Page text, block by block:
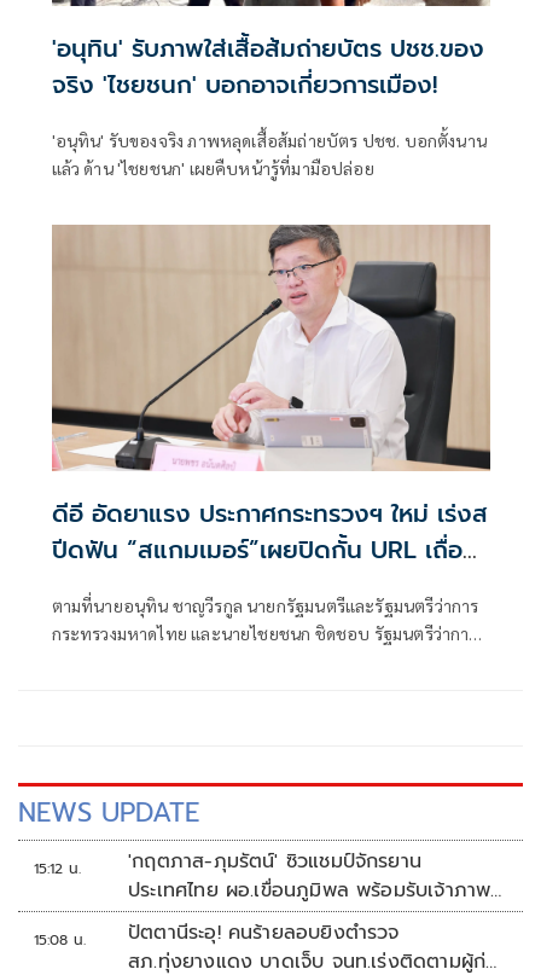
'อนุทิน' รับภาพใส่เสื้อส้มถ่ายบัตร ปชช.ของ
จริง 'ไชยชนก' บอกอาจเกี่ยวการเมือง!
'อนุทิน' รับของจริง ภาพหลุดเสื้อส้มถ่ายบัตร ปชช. บอกตั้งนาน
แล้ว ด้าน 'ไชยชนก' เผยคืบหน้ารู้ที่มามือปล่อย
ดีอี อัดยาแรง ประกาศกระทรวงฯ ใหม่ เร่งส
ปีดฟัน “สแกมเมอร์”เผยปิดกั้น URL เถื่อน
แล้วกว่า 8.8 แสนรายการ
ตามที่นายอนุทิน ชาญวีรกูล นายกรัฐมนตรีและรัฐมนตรีว่าการ
กระทรวงมหาดไทย และนายไชยชนก ชิดชอบ รัฐมนตรีว่าการ
NEWS UPDATE
15:12 น.
'กฤตภาส-ภุมรัตน์' ซิวแชมป์จักรยาน
ประเทศไทย ผอ.เขื่อนภูมิพล พร้อมรับเจ้าภาพ
ต่อ ปี 2570
15:08 น.
ปัตตานีระอุ! คนร้ายลอบยิงตำรวจ
สภ.ทุ่งยางแดง บาดเจ็บ จนท.เร่งติดตามผู้ก่อ